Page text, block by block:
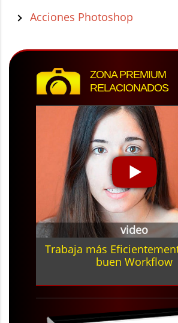
Acciones Photoshop
ZONA PREMIUM
RELACIONADOS
video
Trabaja más
buen Workflow